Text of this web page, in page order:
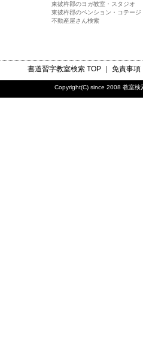
東彼杵郡のヨガ教室・スタジオ
東彼杵郡のペンション・コテージ
不動産屋さん検索
書道習字教室検索TOP ｜ 免責事項
Copyright(C) since 2008 教室検